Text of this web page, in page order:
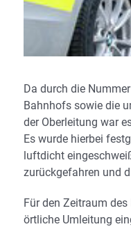
Da durch die
Bahnhofs sowie die
der Oberleitung war
Es wurde hierbei
luftdicht
zurückgefahren und
Für den Zeitraum
örtliche Umleitung